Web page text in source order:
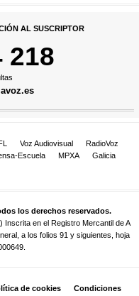
AL SUSCRIPTOR
218
Voz Audiovisual
RadioVoz
Escuela MPXA
Galicia
los derechos reservados.
Inscrita en el Registro Mercantil de A
a los folios 91 y siguientes, hoja
de cookies
Condiciones